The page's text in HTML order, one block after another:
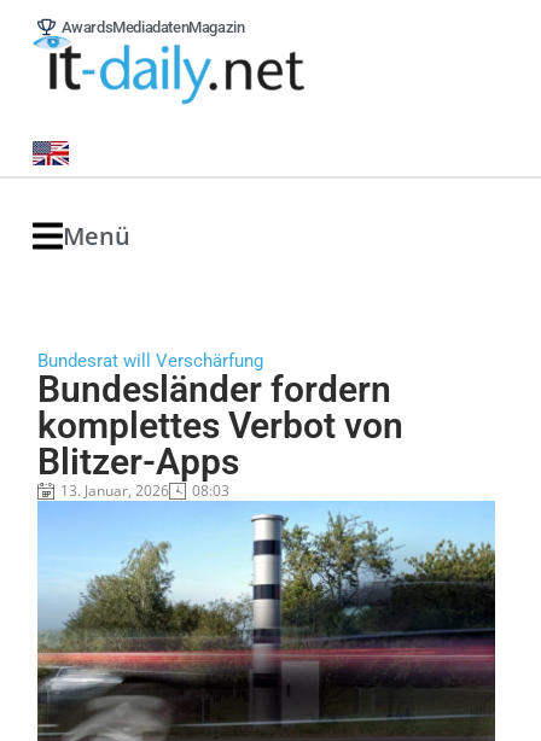
AwardsMediadatenMagazin
Menü
Bundesrat will Verschärfung
Bundesländer fordern
komplettes Verbot von
Blitzer-Apps
13. Januar, 2026 08:03